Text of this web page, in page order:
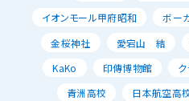
イオンモール甲府昭和
ボー
金桜神社
愛宕山 結
KaKo
印傳博物館
青洲高校
日本航空高